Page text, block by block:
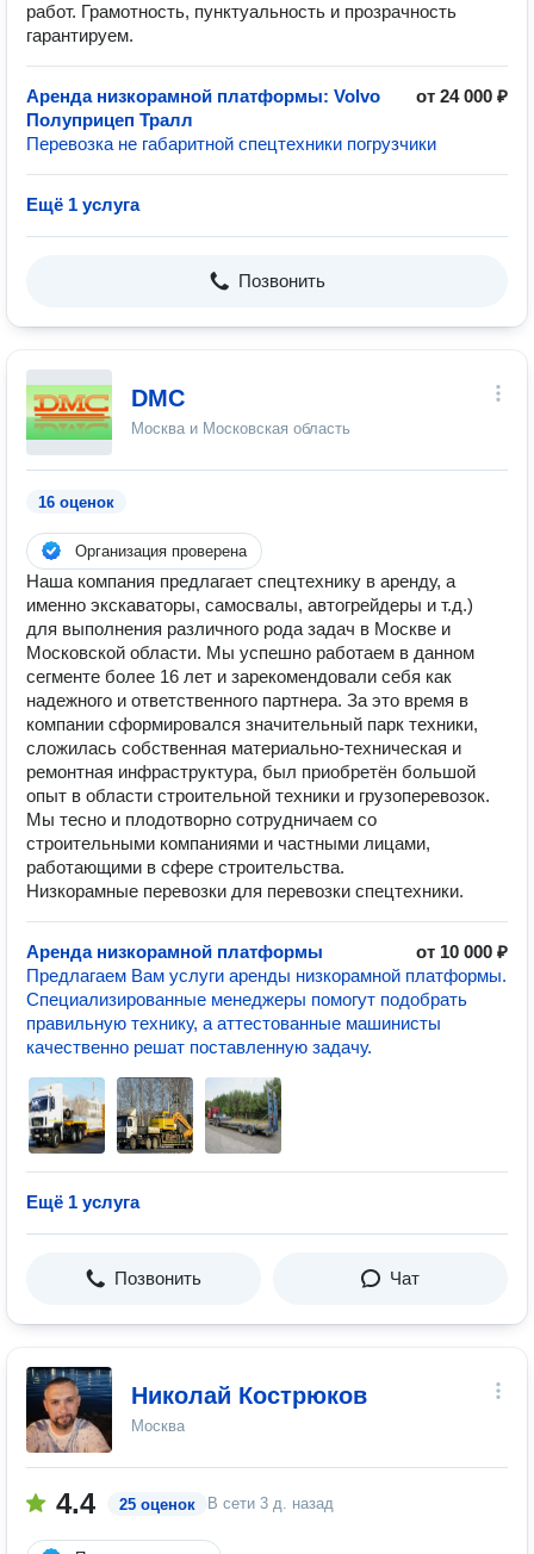
работ. Грамотность, пунктуальность и прозрачность
гарантируем.
Аренда низкорамной платформы: Volvo
Полуприцеп Тралл
от 24 000 ₽
Перевозка не габаритной спецтехники погрузчики
Ещё 1 услуга
Позвонить
DMC
Москва и Московская область
16 оценок
Организация проверена
Наша компания предлагает спецтехнику в аренду, а
именно экскаваторы, самосвалы, автогрейдеры и т.д.)
для выполнения различного рода задач в Москве и
Московской области. Мы успешно работаем в данном
сегменте более 16 лет и зарекомендовали себя как
надежного и ответственного партнера. За это время в
компании сформировался значительный парк техники,
сложилась собственная материально-техническая и
ремонтная инфраструктура, был приобретён большой
опыт в области строительной техники и грузоперевозок.
Мы тесно и плодотворно сотрудничаем со
строительными компаниями и частными лицами,
работающими в сфере строительства.
Низкорамные перевозки для перевозки спецтехники.
Аренда низкорамной платформы
от 10 000 ₽
Предлагаем Вам услуги аренды низкорамной платформы.
Специализированные менеджеры помогут подобрать
правильную технику, а аттестованные машинисты
качественно решат поставленную задачу.
Ещё 1 услуга
Позвонить Чат
Николай Кострюков
Москва
4.4 25 оценок В сети 3 д. назад